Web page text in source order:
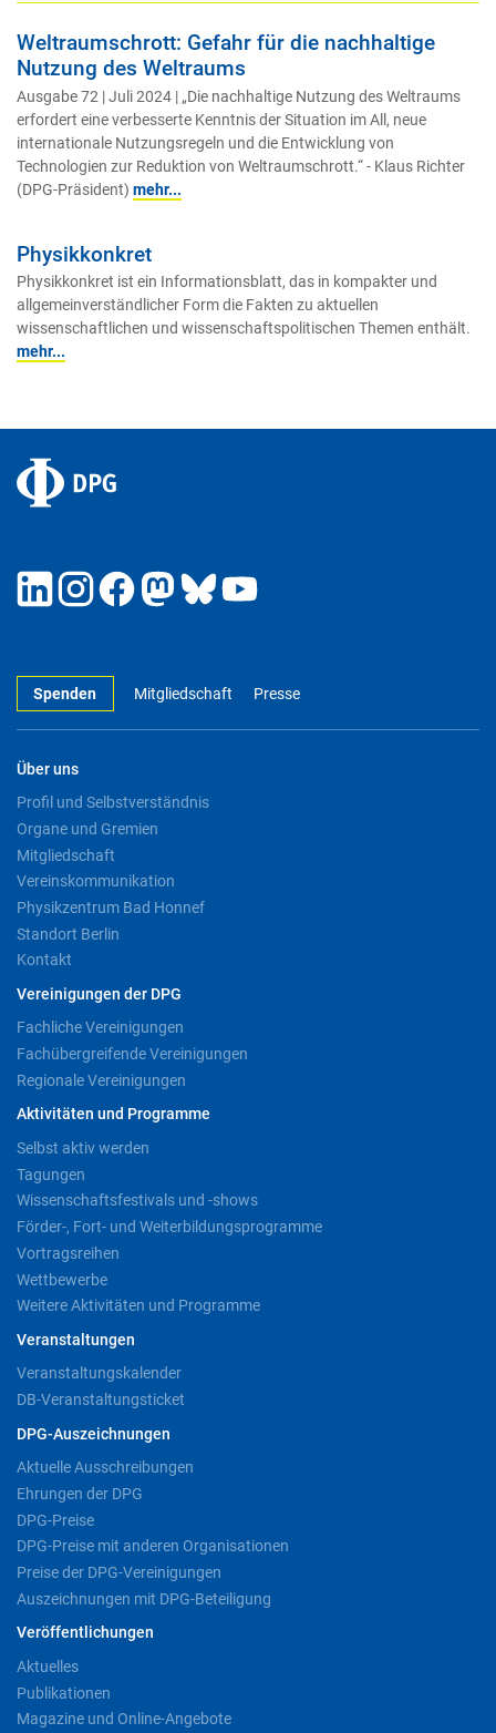
Weltraumschrott: Gefahr für die nachhaltige
Nutzung des Weltraums
Ausgabe 72 | Juli 2024 | „Die nachhaltige Nutzung des Weltraums
erfordert eine verbesserte Kenntnis der Situation im All, neue
internationale Nutzungsregeln und die Entwicklung von
Technologien zur Reduktion von Weltraumschrott.“ - Klaus Richter
(DPG-Präsident) mehr...
Physikkonkret
Physikkonkret ist ein Informationsblatt, das in kompakter und
allgemeinverständlicher Form die Fakten zu aktuellen
wissenschaftlichen und wissenschaftspolitischen Themen enthält.
mehr...
Spenden Mitgliedschaft Presse
Über uns
Profil und Selbstverständnis
Organe und Gremien
Mitgliedschaft
Vereinskommunikation
Physikzentrum Bad Honnef
Standort Berlin
Kontakt
Vereinigungen der DPG
Fachliche Vereinigungen
Fachübergreifende Vereinigungen
Regionale Vereinigungen
Aktivitäten und Programme
Selbst aktiv werden
Tagungen
Wissenschaftsfestivals und -shows
Förder-, Fort- und Weiterbildungsprogramme
Vortragsreihen
Wettbewerbe
Weitere Aktivitäten und Programme
Veranstaltungen
Veranstaltungskalender
DB-Veranstaltungsticket
DPG-Auszeichnungen
Aktuelle Ausschreibungen
Ehrungen der DPG
DPG-Preise
DPG-Preise mit anderen Organisationen
Preise der DPG-Vereinigungen
Auszeichnungen mit DPG-Beteiligung
Veröffentlichungen
Aktuelles
Publikationen
Magazine und Online-Angebote